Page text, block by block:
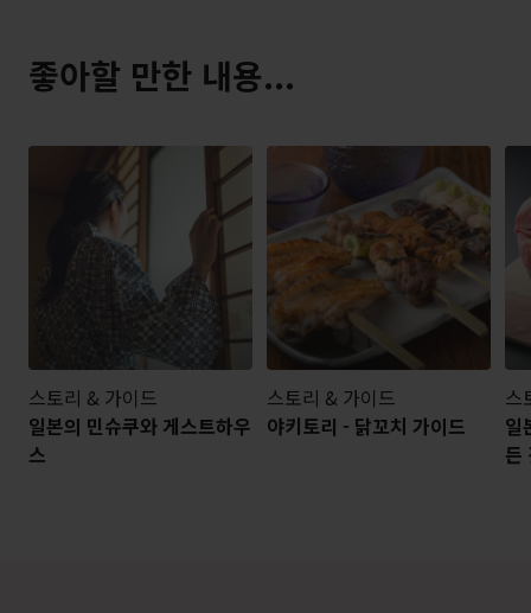
좋아할 만한 내용...
스토리 & 가이드
일본의 민슈쿠와 게스트하우
스
스토리 & 가이드
야키토리 - 닭꼬치 가이드
스
일
든